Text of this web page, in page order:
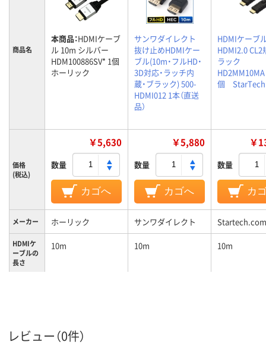
商品名
本商品：HDMIケーブ
ル 10m シルバー
HDM100886SV* 1個
ホーリック
サンワダイレクト
抜け止めHDMIケー
ブル(10m・フルHD・
3D対応・ラッチ内
蔵・ブラック) 500-
HDMI012 1本（直送
品）
HDMIケーブ
HDMI2.0 CL2
ラック
個
価格
(税込)
￥5,630
数量
カゴへ
￥5,880
数量
カゴへ
￥
数量
カ
メーカー ホーリック サンワダイレクト Startech.com
HDMIケ
ーブルの
長さ
10m 10m 10m
レビュー（0件）